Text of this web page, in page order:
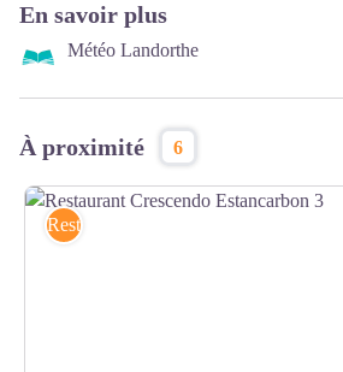
En savoir plus
Météo Landorthe
À proximité 6
Restauration